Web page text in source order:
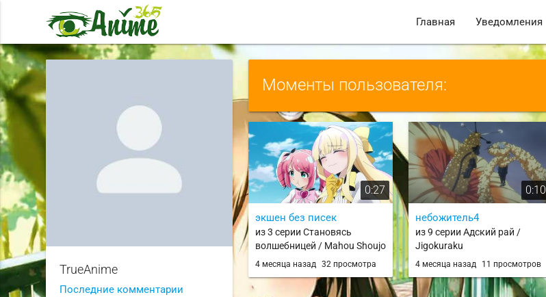
Главная Уведомления
TrueAnime
Последние комментарии
Моменты пользователя:
0:27
экшен без писек
из 3 серии Становясь
волшебницей / Mahou Shoujo
ni Akogarete
4 месяца назад 32 просмотра
0:10
небожитель4
из 9 серии Адский рай /
Jigokuraku
4 месяца назад 11 просмотров